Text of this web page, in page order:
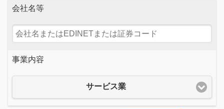
会社名等
事業内容
サービス業